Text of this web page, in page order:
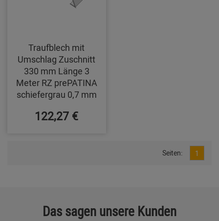
Traufblech mit
Umschlag Zuschnitt
330 mm Länge 3
Meter RZ prePATINA
schiefergrau 0,7 mm
122,27 €
Seiten: 1
Das sagen unsere Kunden